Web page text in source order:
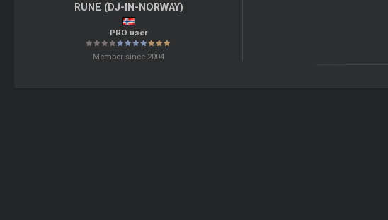
RUNE (DJ-IN-NORWAY)
PRO user
Member since 2004